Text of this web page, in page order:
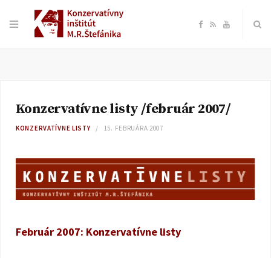
F
e
o
R Y
b
Konzervatívne listy /február 2007/
KONZERVATÍVNE LISTY 15. FEBRUÁRA 2007
Február 2007: Konzervatívne listy